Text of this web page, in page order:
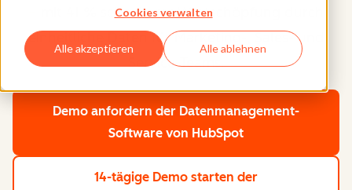
Cookies verwalten
Alle akzeptieren Alle ablehnen
– mit 41 % schnellerer Wertschöpfung durch
einheitliche Daten für Marketing-, Sales- und
Service-Teams.
Demo anfordern der Datenmanagement-
Software von HubSpot
14-tägige Demo starten der